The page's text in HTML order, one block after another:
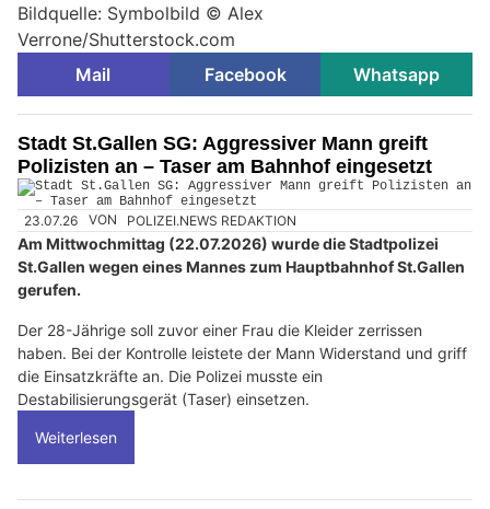
Bildquelle: Symbolbild © Alex
Verrone/Shutterstock.com
Mail
Facebook Whatsapp
Stadt St.Gallen SG: Aggressiver Mann greift
Polizisten an – Taser am Bahnhof eingesetzt
23.07.26 VON POLIZEI.NEWS REDAKTION
Am Mittwochmittag (22.07.2026) wurde die Stadtpolizei
St.Gallen wegen eines Mannes zum Hauptbahnhof St.Gallen
gerufen.
Der 28-Jährige soll zuvor einer Frau die Kleider zerrissen
haben. Bei der Kontrolle leistete der Mann Widerstand und griff
die Einsatzkräfte an. Die Polizei musste ein
Destabilisierungsgerät (Taser) einsetzen.
Weiterlesen